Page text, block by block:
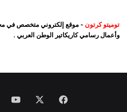
توميتو كرتون
وأعمال رسامي كاريكاتير الوطن العربي .
فيسبوك